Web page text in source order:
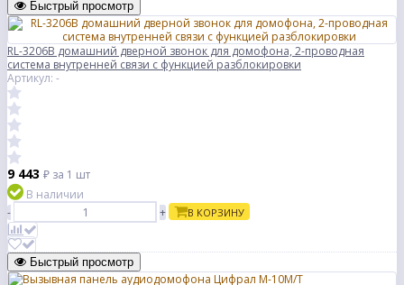
Быстрый просмотр
RL-3206B домашний дверной звонок для домофона, 2-проводная
система внутренней связи с функцией разблокировки
Артикул: -
9 443 ₽ за 1 шт
В наличии
-
+ В КОРЗИНУ
Быстрый просмотр